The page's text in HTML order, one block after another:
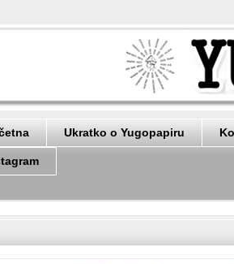
Ukratko o Yugopapiru